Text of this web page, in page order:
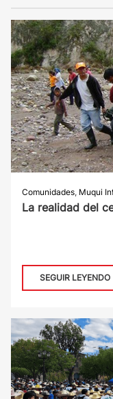
Comunidades, Muqui
La realidad del
SEGUIR LEYENDO